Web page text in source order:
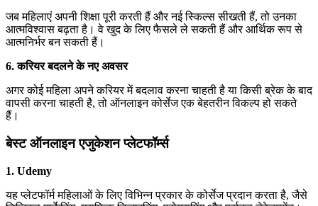
जब महिलाएं अपनी शिक्षा पूरी करती हैं और नई स्किल्स सीखती हैं, तो उनका
आत्मविश्वास बढ़ता है। वे खुद के लिए फैसले ले सकती हैं और आर्थिक रूप से
आत्मनिर्भर बन सकती हैं।
6. करियर बदलने के नए अवसर
अगर कोई महिला अपने करियर में बदलाव करना चाहती है या किसी ब्रेक के बाद
वापसी करना चाहती है, तो ऑनलाइन कोर्सेज एक बेहतरीन विकल्प हो सकते
हैं।
बेस्ट ऑनलाइन एजुकेशन प्लेटफॉर्म्स
1. Udemy
यह प्लेटफॉर्म महिलाओं के लिए विभिन्न प्रकार के कोर्सेज प्रदान करता है, जैसे